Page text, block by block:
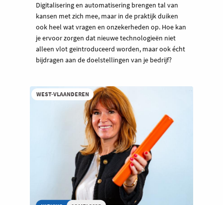
Digitalisering en automatisering brengen tal van
kansen met zich mee, maar in de praktijk duiken
ook heel wat vragen en onzekerheden op. Hoe kan
je ervoor zorgen dat nieuwe technologieën niet
alleen vlot geïntroduceerd worden, maar ook écht
bijdragen aan de doelstellingen van je bedrijf?
WEST-VLAANDEREN